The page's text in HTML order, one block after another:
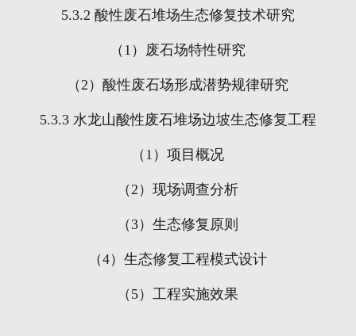
5.3.2 酸性废石堆场生态修复技术研究
（ 1 ）废石场特性研究
（ 2 ）酸性废石场形成潜势规律研究
5.3.3 水龙山酸性废石堆场边坡生态修复工程
（ 1 ）项目概况
（ 2 ）现场调查分析
（3）生态修复原则
（4）生态修复工程模式设计
（ 5）工程实施效果